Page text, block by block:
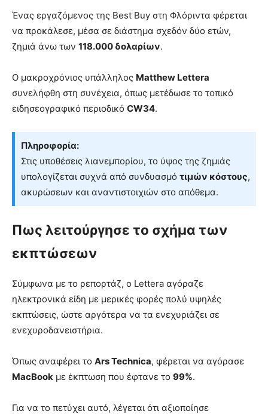
Ένας εργαζόμενος της Best Buy στη Φλόριντα φέρεται
να προκάλεσε, μέσα σε διάστημα σχεδόν δύο ετών,
ζημιά άνω των 118.000 δολαρίων.
Ο μακροχρόνιος υπάλληλος Matthew Lettera
συνελήφθη στη συνέχεια, όπως μετέδωσε το τοπικό
ειδησεογραφικό περιοδικό CW34.
Πληροφορία:
Στις υποθέσεις λιανεμπορίου, το ύψος της ζημιάς
υπολογίζεται συχνά από συνδυασμό τιμών κόστους,
ακυρώσεων και αναντιστοιχιών στο απόθεμα.
Πως λειτούργησε το σχήμα των
εκπτώσεων
Σύμφωνα με το ρεπορτάζ, ο Lettera αγόραζε
ηλεκτρονικά είδη με μερικές φορές πολύ υψηλές
εκπτώσεις, ώστε αργότερα να τα ενεχυριάζει σε
ενεχυροδανειστήρια.
Όπως αναφέρει το Ars Technica, φέρεται να αγόρασε
MacBook με έκπτωση που έφτανε το 99%.
Για να το πετύχει αυτό, λέγεται ότι αξιοποίησε